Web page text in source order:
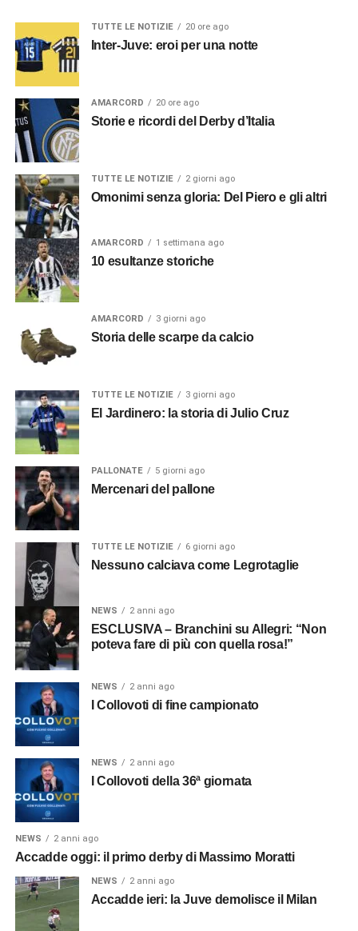
TUTTE LE NOTIZIE 20 ore ago
Inter-Juve: eroi per una notte
AMARCORD 20 ore ago
Storie e ricordi del Derby d’Italia
TUTTE LE NOTIZIE 2 giorni ago
Omonimi senza gloria: Del Piero e gli altri
AMARCORD 1 settimana ago
10 esultanze storiche
AMARCORD 3 giorni ago
Storia delle scarpe da calcio
TUTTE LE NOTIZIE 3 giorni ago
El Jardinero: la storia di Julio Cruz
PALLONATE 5 giorni ago
Mercenari del pallone
TUTTE LE NOTIZIE 6 giorni ago
Nessuno calciava come Legrotaglie
NEWS 2 anni ago
ESCLUSIVA – Branchini su Allegri: “Non
poteva fare di più con quella rosa!”
NEWS 2 anni ago
I Collovoti di fine campionato
NEWS 2 anni ago
I Collovoti della 36ª giornata
NEWS 2 anni ago
Accadde oggi: il primo derby di Massimo Moratti
NEWS 2 anni ago
Accadde ieri: la Juve demolisce il Milan